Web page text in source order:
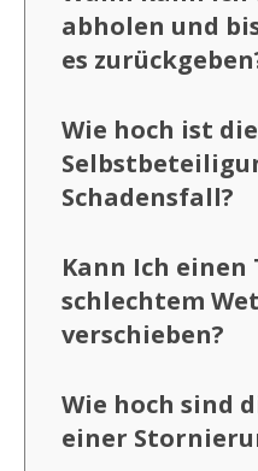
abholen und
es
Wie hoch ist die
Schadensfall?
Kann Ich einen
schlechtem
verschieben?
Wie hoch sind
einer